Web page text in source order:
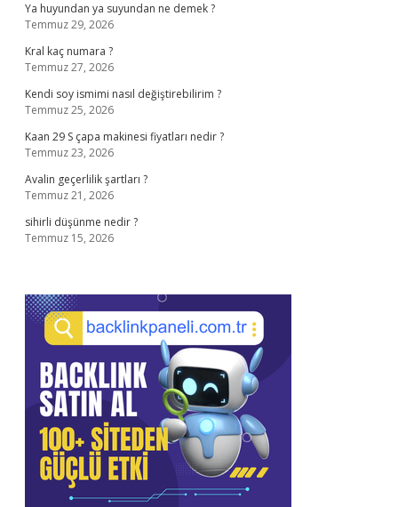
Ya huyundan ya suyundan ne demek ?
Temmuz 29, 2026
Kral kaç numara ?
Temmuz 27, 2026
Kendi soy ismimi nasıl değiştirebilirim ?
Temmuz 25, 2026
Kaan 29 S çapa makinesi fiyatları nedir ?
Temmuz 23, 2026
Avalin geçerlilik şartları ?
Temmuz 21, 2026
sihirli düşünme nedir ?
Temmuz 15, 2026